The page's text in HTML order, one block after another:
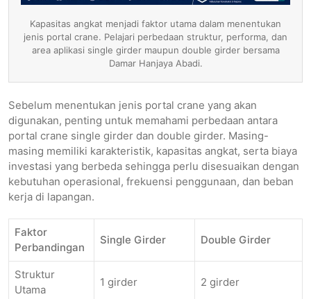
Kapasitas angkat menjadi faktor utama dalam menentukan
jenis portal crane. Pelajari perbedaan struktur, performa, dan
area aplikasi single girder maupun double girder bersama
Damar Hanjaya Abadi.
Sebelum menentukan jenis portal crane yang akan
digunakan, penting untuk memahami perbedaan antara
portal crane single girder dan double girder. Masing-
masing memiliki karakteristik, kapasitas angkat, serta biaya
investasi yang berbeda sehingga perlu disesuaikan dengan
kebutuhan operasional, frekuensi penggunaan, dan beban
kerja di lapangan.
Faktor
Perbandingan
Single Girder Double Girder
Struktur
Utama
1 girder 2 girder